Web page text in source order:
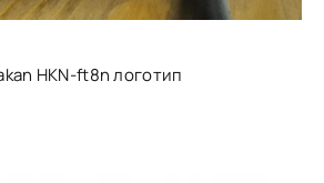
HKN-ft8n логотип